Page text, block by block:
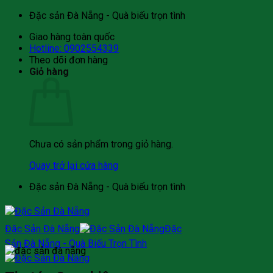
dung
Đặc sản Đà Nẵng - Quà biếu trọn tình
Giao hàng toàn quốc
Hotline: 0902554339
Theo dõi đơn hàng
Giỏ hàng
Chưa có sản phẩm trong giỏ hàng.
Quay trở lại cửa hàng
Đặc sản Đà Nẵng - Quà biếu trọn tình
Đặc Sản Đà Nẵng
Đặc
Sản Đà Nẵng - Quà Biếu Trọn Tình